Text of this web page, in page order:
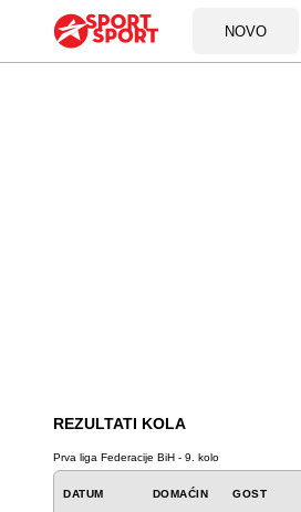
NOVO
REZULTATI KOLA
Prva liga Federacije BiH - 9. kolo
DATUM DOMAĆIN GOST